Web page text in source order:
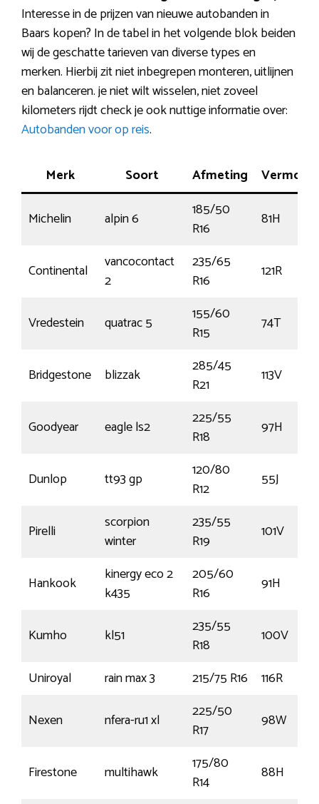
Interesse in de prijzen van nieuwe autobanden in
Baars kopen? In de tabel in het volgende blok beiden
wij de geschatte tarieven van diverse types en
merken. Hierbij zit niet inbegrepen monteren, uitlijnen
en balanceren. je niet wilt wisselen, niet zoveel
kilometers rijdt check je ook nuttige informatie over:
Autobanden voor op reis.
Merk Soort Afmeting
Michelin alpin 6
185/50
R16
81H
Continental
vancocontact
2
235/65
R16
121R
Vredestein quatrac 5
155/60
R15
74T
Bridgestone blizzak
285/45
R21
113V
Goodyear eagle ls2
225/55
R18
97H
Dunlop tt93 gp
120/80
R12
55J
Pirelli
scorpion
winter
235/55
R19
101V
Hankook
kinergy eco 2
k435
205/60
R16
91H
Kumho kl51
235/55
R18
100V
Uniroyal
rain max 3 215/75 R16
116R
Nexen
nfera-ru1 xl
225/50
R17
98W
Firestone multihawk
175/80
R14
88H